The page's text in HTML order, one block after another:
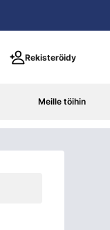
Rekisteröidy
Meille töihin